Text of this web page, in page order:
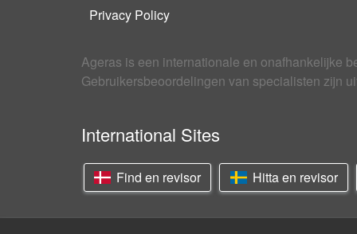
Privacy Policy
Ageras is een internationale en onafhankelijke
Gebruikersbeoordelingen van specialisten zijn
International Sites
Find en revisor Hitta en revisor